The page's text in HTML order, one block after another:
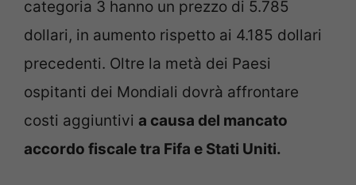
categoria 3 hanno un prezzo di 5.785
dollari, in aumento rispetto ai 4.185 dollari
precedenti. Oltre la metà dei Paesi
ospitanti dei Mondiali dovrà affrontare
costi aggiuntivi a causa del mancato
accordo fiscale tra Fifa e Stati Uniti.